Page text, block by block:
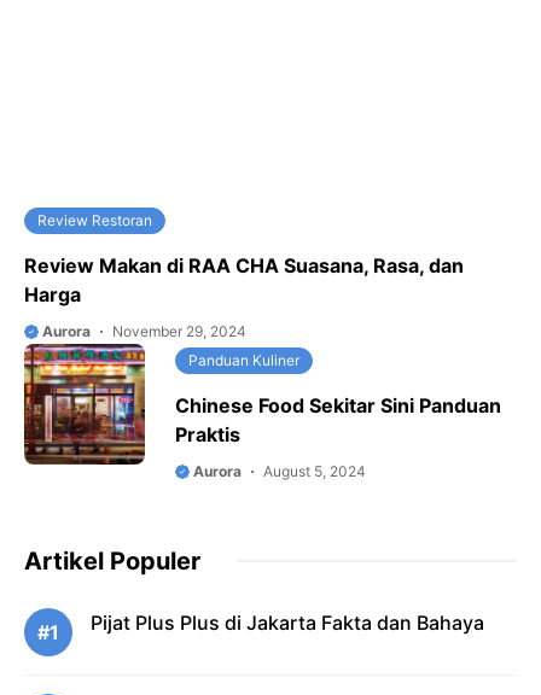
Review Restoran
Review Makan di RAA CHA Suasana, Rasa, dan
Harga
Aurora
November 29, 2024
Panduan Kuliner
Chinese Food Sekitar Sini Panduan
Praktis
Aurora August 5, 2024
Artikel Populer
#1 Pijat Plus Plus di Jakarta Fakta dan Bahaya